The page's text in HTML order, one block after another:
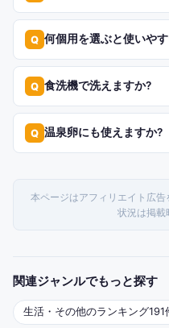
Q 何個用を選ぶと使いや
Q 食洗機で洗えますか?
Q 温泉卵にも使えますか?
本ページはアフィリエイト広
状況は掲載
関連ジャンルでもっと探す
生活・その他のランキング191